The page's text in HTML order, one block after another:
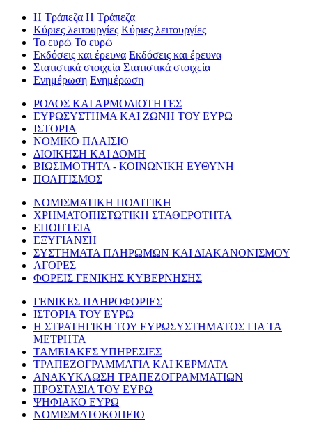
Η Τράπεζα Η Τράπεζα
Κύριες λειτουργίες Κύριες λειτουργίες
Το ευρώ Το ευρώ
Εκδόσεις και έρευνα Εκδόσεις και έρευνα
Στατιστικά στοιχεία Στατιστικά στοιχεία
Ενημέρωση Ενημέρωση
ΡΟΛΟΣ ΚΑΙ ΑΡΜΟΔΙΟΤΗΤΕΣ
ΕΥΡΩΣΥΣΤΗΜΑ ΚΑΙ ΖΩΝΗ ΤΟΥ ΕΥΡΩ
ΙΣΤΟΡΙΑ
ΝΟΜΙΚΟ ΠΛΑΙΣΙΟ
ΔΙΟΙΚΗΣΗ ΚΑΙ ΔΟΜΗ
ΒΙΩΣΙΜΟΤΗΤΑ - ΚΟΙΝΩΝΙΚΗ ΕΥΘΥΝΗ
ΠΟΛΙΤΙΣΜΟΣ
ΝΟΜΙΣΜΑΤΙΚΗ ΠΟΛΙΤΙΚΗ
ΧΡΗΜΑΤΟΠΙΣΤΩΤΙΚΗ ΣΤΑΘΕΡΟΤΗΤΑ
ΕΠΟΠΤΕΙΑ
ΕΞΥΓΙΑΝΣΗ
ΣΥΣΤΗΜΑΤΑ ΠΛΗΡΩΜΩΝ ΚΑΙ ΔΙΑΚΑΝΟΝΙΣΜΟΥ
ΑΓΟΡΕΣ
ΦΟΡΕΙΣ ΓΕΝΙΚΗΣ ΚΥΒΕΡΝΗΣΗΣ
ΓΕΝΙΚΕΣ ΠΛΗΡΟΦΟΡΙΕΣ
ΙΣΤΟΡΙΑ ΤΟΥ ΕΥΡΩ
Η ΣΤΡΑΤΗΓΙΚΗ ΤΟΥ ΕΥΡΩΣΥΣΤΗΜΑΤΟΣ ΓΙΑ ΤΑ
ΜΕΤΡΗΤΑ
ΤΑΜΕΙΑΚΕΣ ΥΠΗΡΕΣΙΕΣ
ΤΡΑΠΕΖΟΓΡΑΜΜΑΤΙΑ ΚΑΙ ΚΕΡΜΑΤΑ
ΑΝΑΚΥΚΛΩΣΗ ΤΡΑΠΕΖΟΓΡΑΜΜΑΤΙΩΝ
ΠΡΟΣΤΑΣΙΑ ΤΟΥ ΕΥΡΩ
ΨΗΦΙΑΚΟ ΕΥΡΩ
ΝΟΜΙΣΜΑΤΟΚΟΠΕΙΟ